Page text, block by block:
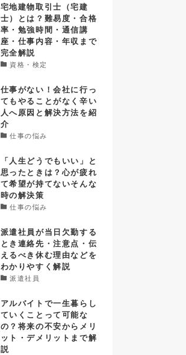
宅地建物取引士（宅建
士）とは？難易度・合格
率・勉強時間・通信講
座・仕事内容・年収まで
完全解説
資格・検定
仕事がない！会社に行っ
てもやることがなく辛い
人へ原因と解決方法を紹
介
仕事の悩み
「人生どうでもいい」と
思ったときは？心が疲れ
て希望が持てないそんな
時の解決策
仕事の悩み
派遣社員が当日欠勤する
とき連絡先・注意点・伝
えるべき休む理由などを
わかりやすく解説
派遣社員
アルバイトで一生暮らし
ていくことって可能な
の？将来の不安からメリ
ット・デメリットまで解
説